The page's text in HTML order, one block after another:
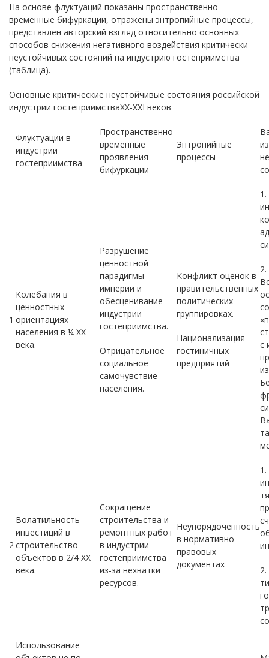
На основе флуктуаций показаны пространственно-
временные бифуркации, отражены энтропийные процессы,
представлен авторский взгляд относительно основных
способов снижения негативного воздействия критически
неустойчивых состояний на индустрию гостеприимства
(таблица).
Основные критические неустойчивые состояния российской
индустрии гостеприимстваXX-XXI веков
Флуктуации в
индустрии
гостеприимства
Пространственно-
временные
проявления
бифуркации
Энтропийные
процессы
1
Колебания в
ценностных
ориентациях
населения в ¼ XX
века.
Разрушение
ценностной
парадигмы
империи и
обесценивание
индустрии
гостеприимства.
Отрицательное
социальное
самочувствие
населения.
Конфликт оценок в
правительственных
политических
группировках.
Национализация
гостиничных
предприятий
2.
с
2
Волатильность
инвестиций в
строительство
объектов в 2/4 XX
века.
Сокращение
строительства и
ремонтных работ
в индустрии
гостеприимства
из-за нехватки
ресурсов.
Неупорядоченность
в нормативно-
правовых
документах
Использование